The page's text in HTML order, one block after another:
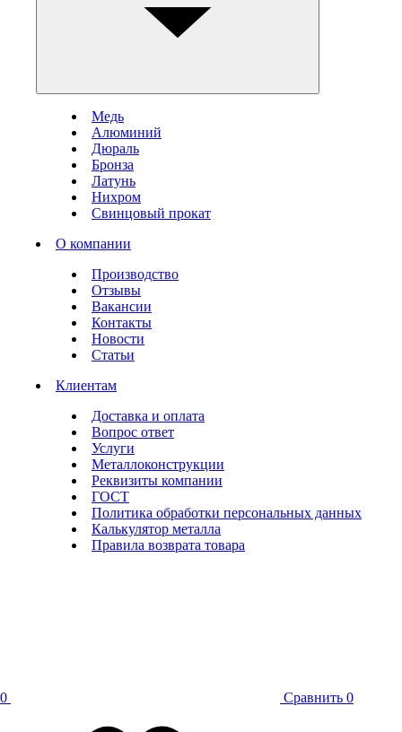
Медь
Алюминий
Дюраль
Бронза
Латунь
Нихром
Свинцовый прокат
О компании
Производство
Отзывы
Вакансии
Контакты
Новости
Статьи
Клиентам
Доставка и оплата
Вопрос ответ
Услуги
Металлоконструкции
Реквизиты компании
ГОСТ
Политика обработки персональных данных
Калькулятор металла
Правила возврата товара
0 Сравнить 0